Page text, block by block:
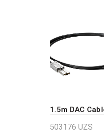
1.5m DAC
503176 UZS